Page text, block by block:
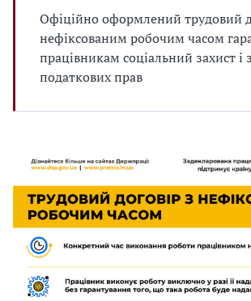
Офіційно оформлений трудовий
нефіксованим робочим часом
працівникам соціальний захист і
податкових прав